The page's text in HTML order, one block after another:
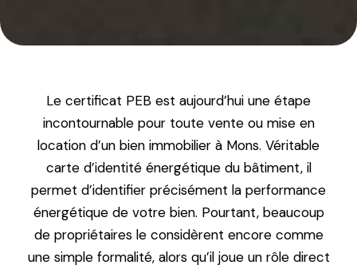
Le certificat PEB est aujourd’hui une étape
incontournable pour toute vente ou mise en
location d’un bien immobilier à Mons. Véritable
carte d’identité énergétique du bâtiment, il
permet d’identifier précisément la performance
énergétique de votre bien. Pourtant, beaucoup
de propriétaires le considèrent encore comme
une simple formalité, alors qu’il joue un rôle direct